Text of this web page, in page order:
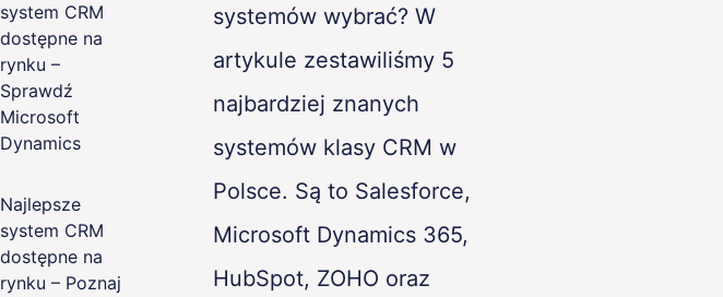
system CRM
dostępne na
rynku –
Sprawdź
Microsoft
Dynamics
Najlepsze
system CRM
dostępne na
rynku – Poznaj
systemów wybrać? W
artykule zestawiliśmy 5
najbardziej znanych
systemów klasy CRM w
Polsce. Są to Salesforce,
Microsoft Dynamics 365,
HubSpot, ZOHO oraz